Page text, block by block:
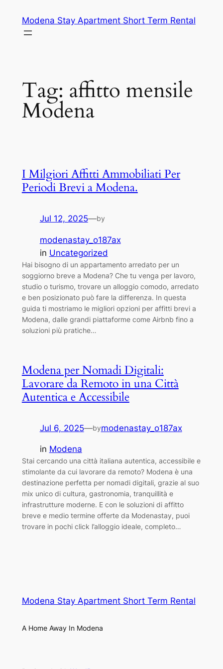
content
Modena Stay Apartment Short Term Rental
Tag: affitto mensile
Modena
I Milgiori Affitti Ammobiliati Per
Periodi Brevi a Modena.
Jul 12, 2025—by
modenastay_o187ax
in Uncategorized
Hai bisogno di un appartamento arredato per un
soggiorno breve a Modena? Che tu venga per lavoro,
studio o turismo, trovare un alloggio comodo, arredato
e ben posizionato può fare la differenza. In questa
guida ti mostriamo le migliori opzioni per affitti brevi a
Modena, dalle grandi piattaforme come Airbnb fino a
soluzioni più pratiche…
Modena per Nomadi Digitali:
Lavorare da Remoto in una Città
Autentica e Accessibile
Jul 6, 2025—bymodenastay_o187ax
in Modena
Stai cercando una città italiana autentica, accessibile e
stimolante da cui lavorare da remoto? Modena è una
destinazione perfetta per nomadi digitali, grazie al suo
mix unico di cultura, gastronomia, tranquillità e
infrastrutture moderne. E con le soluzioni di affitto
breve e medio termine offerte da Modenastay, puoi
trovare in pochi click l’alloggio ideale, completo…
Modena Stay Apartment Short Term Rental
A Home Away In Modena